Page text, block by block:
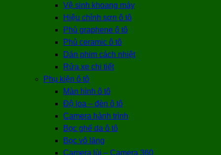
Vệ sinh khoang máy
Hiệu chỉnh sơn ô tô
Phủ graphene ô tô
Phủ ceramic ô tô
Dán phim cách nhiệt
Rửa xe chi tiết
Phụ kiện ô tô
Màn hình ô tô
Độ loa – đèn ô tô
Camera hành trình
Bọc ghế da ô tô
Bọc vô lăng
Camera lùi – Camera 360